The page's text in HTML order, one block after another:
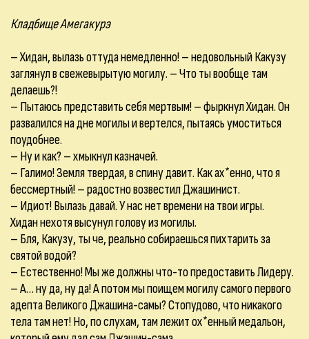
Кладбище Амегакурэ
– Хидан, вылазь оттуда немедленно! – недовольный Какузу
заглянул в свежевырытую могилу. – Что ты вообще там
делаешь?!
– Пытаюсь представить себя мертвым! – фыркнул Хидан. Он
развалился на дне могилы и вертелся, пытаясь умоститься
поудобнее.
– Ну и как? – хмыкнул казначей.
– Галимо! Земля твердая, в спину давит. Как ах*енно, что я
бессмертный! – радостно возвестил Джашинист.
– Идиот! Вылазь давай. У нас нет времени на твои игры.
Хидан нехотя высунул голову из могилы.
– Бля, Какузу, ты че, реально собираешься пихтарить за
святой водой?
– Естественно! Мы же должны что-то предоставить Лидеру.
– А… ну да, ну да! А потом мы поищем могилу самого первого
адепта Великого Джашина-самы? Стопудово, что никакого
тела там нет! Но, по слухам, там лежит ох*енный медальон,